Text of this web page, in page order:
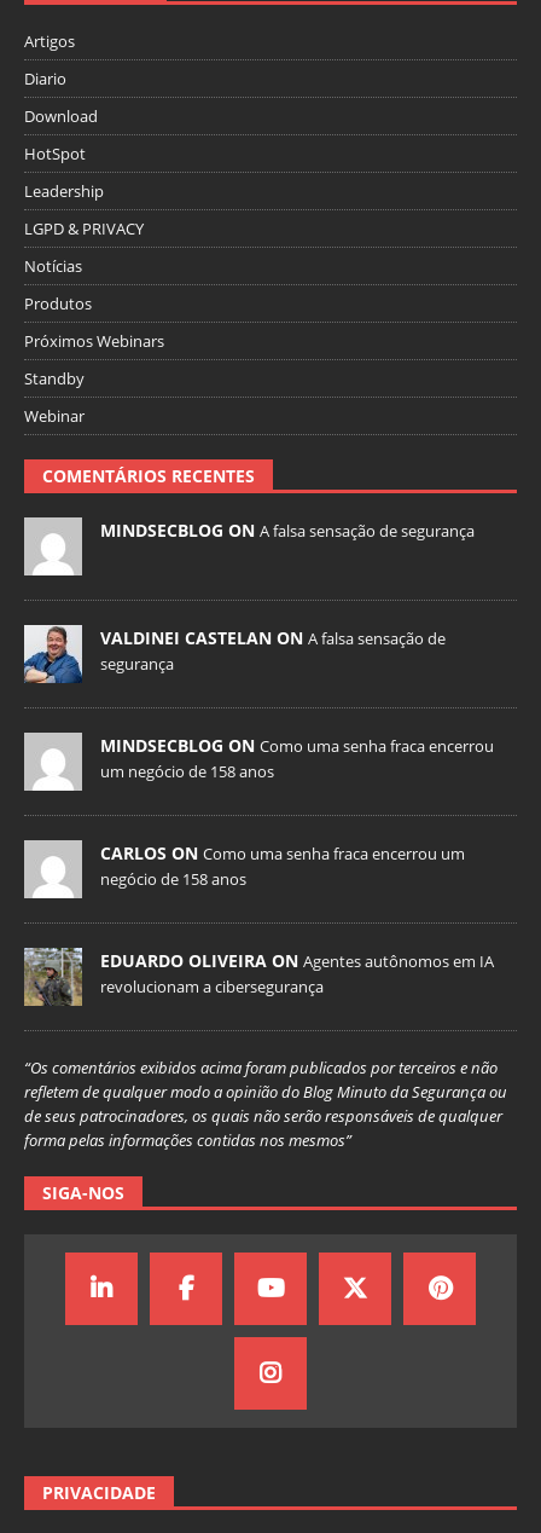
Artigos
Diario
Download
HotSpot
Leadership
LGPD & PRIVACY
Notícias
Produtos
Próximos Webinars
Standby
Webinar
COMENTÁRIOS RECENTES
MINDSECBLOG ON A falsa sensação de segurança
VALDINEI CASTELAN ON A falsa sensação de
segurança
MINDSECBLOG ON Como uma senha fraca encerrou
um negócio de 158 anos
CARLOS ON Como uma senha fraca encerrou um
negócio de 158 anos
EDUARDO OLIVEIRA ON Agentes autônomos em IA
revolucionam a cibersegurança
“Os comentários exibidos acima foram publicados por terceiros e não
refletem de qualquer modo a opinião do Blog Minuto da Segurança ou
de seus patrocinadores, os quais não serão responsáveis de qualquer
forma pelas informações contidas nos mesmos”
SIGA-NOS
PRIVACIDADE